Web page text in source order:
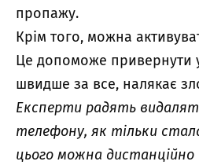
пропажу.
Крім того, можна
Це допоможе привернути
швидше за все, налякає
Експерти радять
телефону, як тільки
цього можна